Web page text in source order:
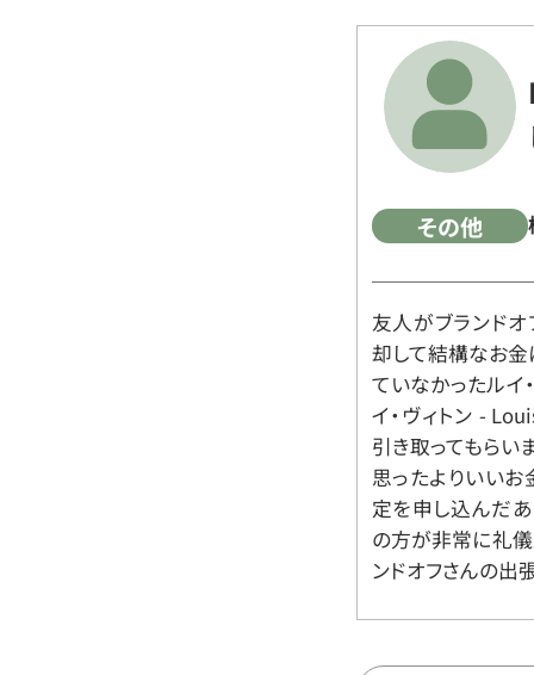
その他
友人がブランド
却して結構なお金
ていなかったルイ
イ・ヴィトン -
引き取ってもらい
思ったよりいいお
定を申し込んだ
の方が非常に礼儀
ンドオフさんの出